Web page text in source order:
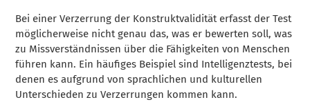
Bei einer Verzerrung der Konstruktvalidität erfasst der Test
möglicherweise nicht genau das, was er bewerten soll, was
zu Missverständnissen über die Fähigkeiten von Menschen
führen kann. Ein häufiges Beispiel sind Intelligenztests, bei
denen es aufgrund von sprachlichen und kulturellen
Unterschieden zu Verzerrungen kommen kann.